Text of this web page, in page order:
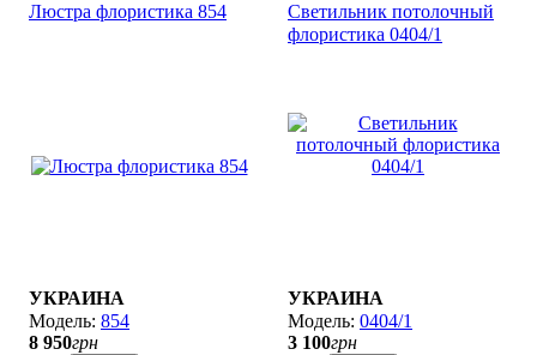
Люстра флористика 854
УКРАИНА
854
8 950грн
Светильник потолочный
флористика 0404/1
УКРАИНА
0404/1
3 100грн